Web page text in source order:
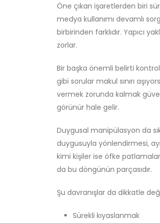
Öne çıkan işaretlerden biri
medya kullanımı devamlı
birbirinden farklıdır. Yapıcı
zorlar.
Bir başka önemli belirti
gibi sorular makul sınırı
vermek zorunda kalmak
görünür hale gelir.
Duygusal manipülasyon da
duygusuyla yönlendirmesi,
kimi kişiler ise öfke
da bu döngünün parçasıdır.
Şu davranışlar da dikkatle
Sürekli kıyaslanmak